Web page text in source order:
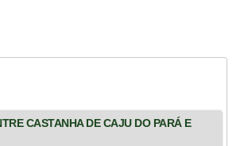
CASTANHA DE CAJU DO PARÁ E